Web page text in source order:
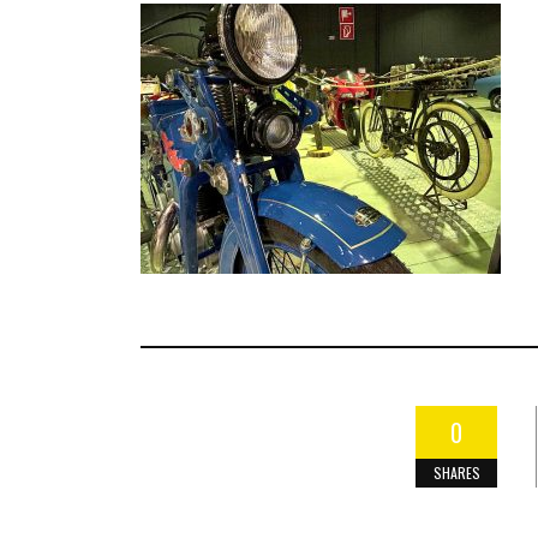
0
SHARES